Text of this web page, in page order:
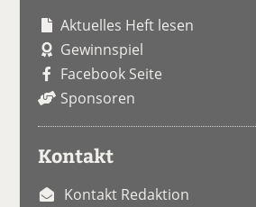
Aktuelles Heft lesen
Gewinnspiel
Facebook Seite
Sponsoren
Kontakt
Kontakt Redaktion